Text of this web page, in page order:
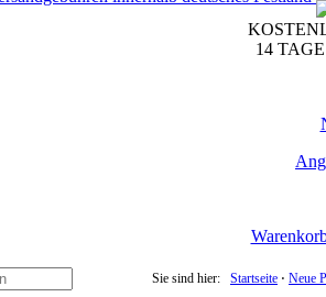
14
Sie sind hier: Startseite ⋅ Neue